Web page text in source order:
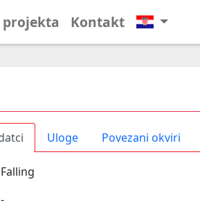
Kontakt
Uloge Povezani okviri
Falling
-